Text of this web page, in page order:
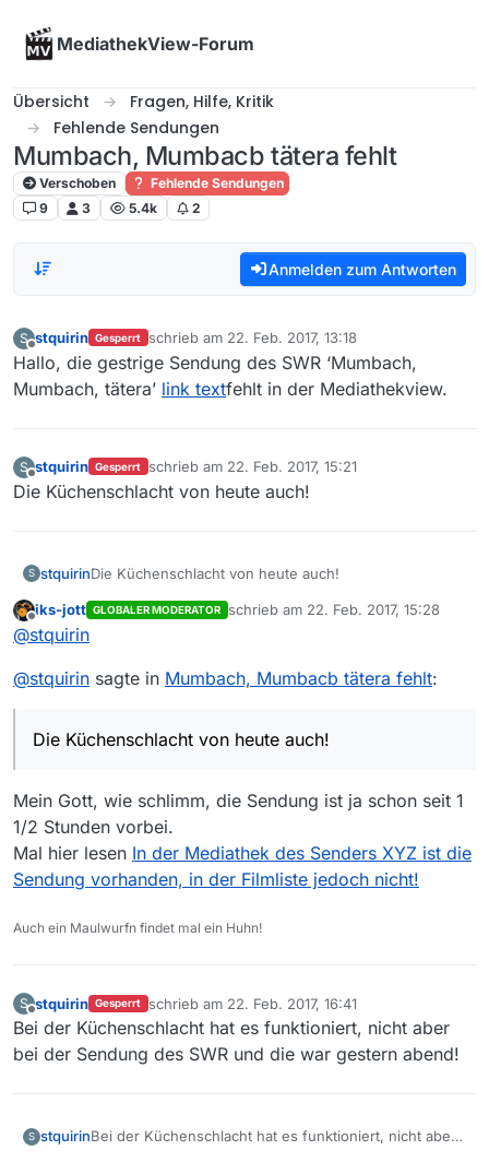
MediathekView-Forum
Übersicht
Fragen, Hilfe, Kritik
Fehlende Sendungen
Mumbach, Mumbacb tätera fehlt
Verschoben
Fehlende Sendungen
9
3 5.4k 2
Anmelden zum Antworten
S
Offline
stquirin Gesperrt schrieb am 22. Feb. 2017, 13:18
zuletzt editiert von
Hallo, die gestrige Sendung des SWR ‘Mumbach,
Mumbach, tätera’ link textfehlt in der Mediathekview.
S
Offline
stquirin Gesperrt schrieb am 22. Feb. 2017, 15:21
zuletzt editiert von
Die Küchenschlacht von heute auch!
S stquirinDie Küchenschlacht von heute auch!
Offline
iks-jott GLOBALER MODERATOR schrieb am 22. Feb. 2017, 15:28
zuletzt editiert von
@stquirin
@stquirin sagte in Mumbach, Mumbacb tätera fehlt:
Die Küchenschlacht von heute auch!
Mein Gott, wie schlimm, die Sendung ist ja schon seit 1
1/2 Stunden vorbei.
Mal hier lesen In der Mediathek des Senders XYZ ist die
Sendung vorhanden, in der Filmliste jedoch nicht!
Auch ein Maulwurfn findet mal ein Huhn!
S
Offline
stquirin Gesperrt schrieb am 22. Feb. 2017, 16:41
zuletzt editiert von
Bei der Küchenschlacht hat es funktioniert, nicht aber
bei der Sendung des SWR und die war gestern abend!
S stquirinBei der Küchenschlacht hat es funktioniert, nicht aber